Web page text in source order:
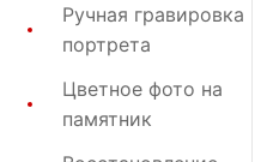
Ручная гравировка
портрета
Цветное фото на
памятник